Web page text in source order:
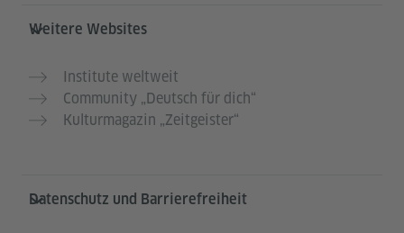
Weitere Websites
Institute weltweit
Community „Deutsch für dich“
Kulturmagazin „Zeitgeister“
Datenschutz und Barrierefreiheit